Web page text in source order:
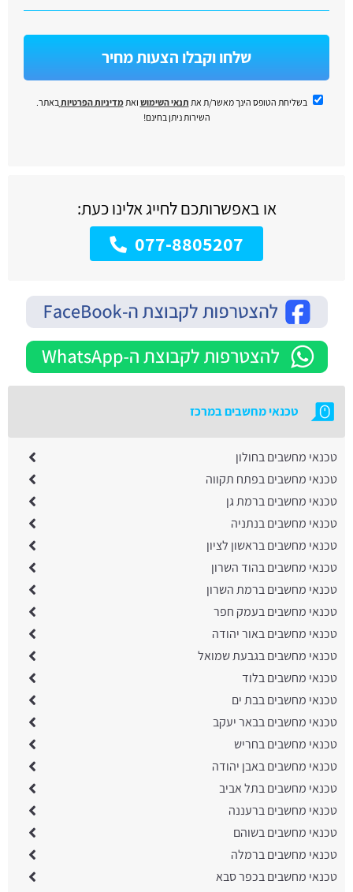
שלחו וקבלו הצעות מחיר
בשליחת הטופס הינך מאשר/ת את תנאי השימוש ואתמדיניות הפרטיות באתר.
השירות ניתן בחינם!
או באפשרותכם לחייג אלינו כעת:
077-8805207
טכנאי מחשבים במרכז
טכנאי מחשבים בחולון
טכנאי מחשבים בפתח תקווה
טכנאי מחשבים ברמת גן
טכנאי מחשבים בנתניה
טכנאי מחשבים בראשון לציון
טכנאי מחשבים בהוד השרון
טכנאי מחשבים ברמת השרון
טכנאי מחשבים בעמק חפר
טכנאי מחשבים באור יהודה
טכנאי מחשבים בגבעת שמואל
טכנאי מחשבים בלוד
טכנאי מחשבים בבת ים
טכנאי מחשבים בבאר יעקב
טכנאי מחשבים בחריש
טכנאי מחשבים באבן יהודה
טכנאי מחשבים בתל אביב
טכנאי מחשבים ברעננה
טכנאי מחשבים בשוהם
טכנאי מחשבים ברמלה
טכנאי מחשבים בכפר סבא